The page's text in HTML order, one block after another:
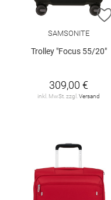
SAMSONITE
Trolley "Focus 55/20"
309,00 €
inkl. MwSt. zzgl. Versand